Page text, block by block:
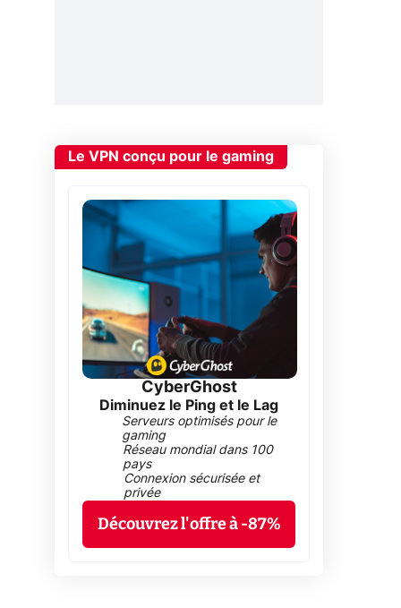
Le VPN conçu pour le gaming
CyberGhost
Diminuez le Ping et le Lag
Serveurs optimisés pour le
gaming
Réseau mondial dans 100
pays
Connexion sécurisée et
privée
Découvrez l'offre à -87%